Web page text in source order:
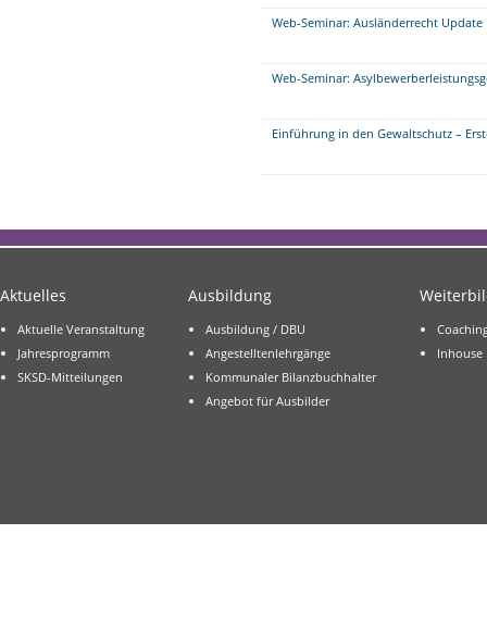
Web-Seminar: Ausländerrecht Update
Web-Seminar:
Einführung in den Gewaltschutz –
Aktuelles
Aktuelle Veranstaltung
Jahresprogramm
SKSD-Mitteilungen
Ausbildung
Ausbildung / DBU
Angestelltenlehrgänge
Kommunaler Bilanzbuchhalter
Angebot für Ausbilder
Inhouse